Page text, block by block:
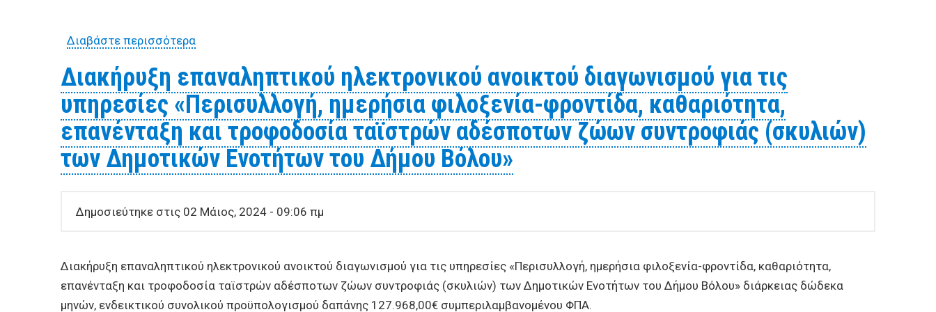
Διαβάστε περισσότεραγια ΠΡΟΣΚΛΗΣΗ ΕΚΔΗΛΩΣΗΣ ΕΝΔΙΑΦΕΡΟΝΤΟΣ για την Προμήθεια φαρμάκων του Κτηνιατρείου του Δημοτικού Καταφυγίου Αδέσποτων
Διακήρυξη επαναληπτικού ηλεκτρονικού ανοικτού διαγωνισμού για τις
υπηρεσίες «Περισυλλογή, ημερήσια φιλοξενία-φροντίδα, καθαριότητα,
επανένταξη και τροφοδοσία ταϊστρών αδέσποτων ζώων συντροφιάς (σκυλιών)
των Δημοτικών Ενοτήτων του Δήμου Βόλου»
Δημοσιεύτηκε στις 02 Μάιος, 2024 - 09:06 πμ
Διακήρυξη επαναληπτικού ηλεκτρονικού ανοικτού διαγωνισμού για τις υπηρεσίες «Περισυλλογή, ημερήσια φιλοξενία-φροντίδα, καθαριότητα,
επανένταξη και τροφοδοσία ταϊστρών αδέσποτων ζώων συντροφιάς (σκυλιών) των Δημοτικών Ενοτήτων του Δήμου Βόλου» διάρκειας δώδεκα
μηνών, ενδεικτικού συνολικού προϋπολογισμού δαπάνης 127.968,00€ συμπεριλαμβανομένου ΦΠΑ.